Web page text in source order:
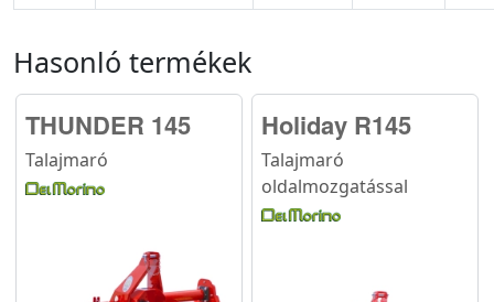
Hasonló termékek
THUNDER 145
Talajmaró
Holiday R145
Talajmaró
oldalmozgatással